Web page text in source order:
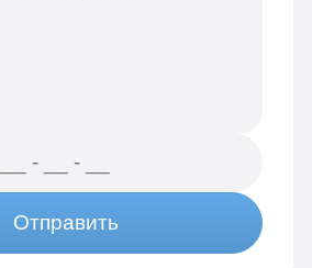
Отправить